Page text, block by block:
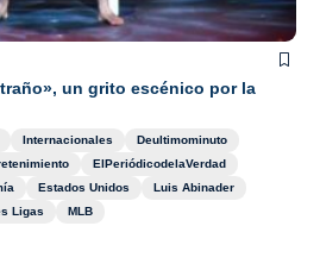
un grito escénico por la
Internacionales
Deultimominuto
ElPeriódicodelaVerdad
Estados Unidos
Luis Abinader
Ligas MLB